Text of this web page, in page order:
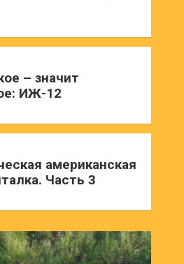
– значит
ИЖ-12
американская
Часть 3